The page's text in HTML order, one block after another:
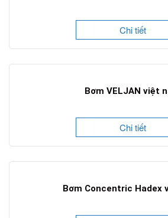
Chi tiết
Bơm VELJAN việt
Chi tiết
Bơm Concentric Hadex